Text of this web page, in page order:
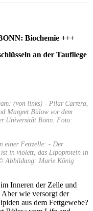
Biochemie +++
an der Taufliege
(von links) - Pilar Carrera,
Margret Bülow vor dem
Universität Bonn. Foto:
einer Fettzelle: - Der
ist in violett, das Lipoprotein in
Abbildung: Marie König
Inneren der Zelle und
wie versorgt der
aus dem Fettgewebe?